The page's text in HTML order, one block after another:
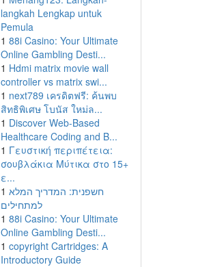
langkah Lengkap untuk
Pemula
1 88i Casino: Your Ultimate
Online Gambling Desti...
1 Hdmi matrix movie wall
controller vs matrix swi...
1 next789 เครดิตฟรี: ค้นพบ
สิทธิพิเศษ โบนัส ใหม่ล...
1 Discover Web-Based
Healthcare Coding and B...
1 Γευστική περιπέτεια:
σουβλάκια Μύτικα στο 15+
ε...
1 חשפנית: המדריך המלא
למתחילים
1 88i Casino: Your Ultimate
Online Gambling Desti...
1 copyright Cartridges: A
Introductory Guide